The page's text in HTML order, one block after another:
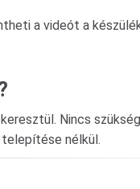
a videót a
Nincs
nélkül.